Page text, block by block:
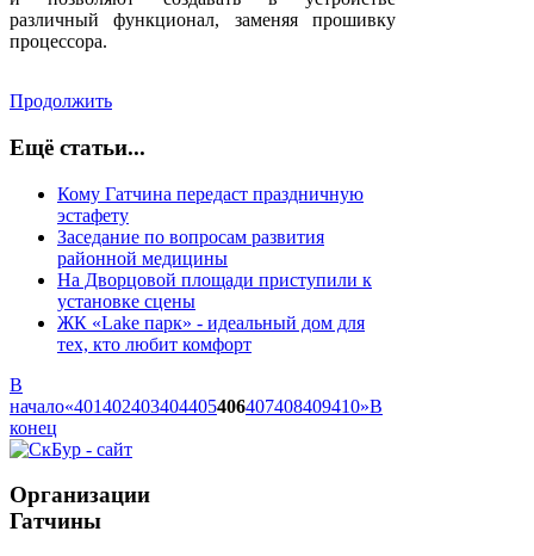
различный функционал, заменяя прошивку
процессора.
Продолжить
Ещё статьи...
Кому Гатчина передаст праздничную
эстафету
Заседание по вопросам развития
районной медицины
На Дворцовой площади приступили к
установке сцены
ЖК «Lake парк» - идеальный дом для
тех, кто любит комфорт
В
начало«401402403404405406407408409410»В
конец
Организации
Гатчины